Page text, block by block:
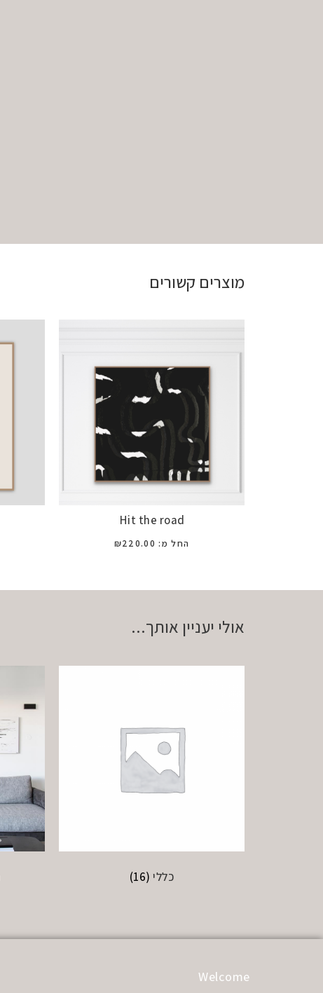
מוצרים קשורים
Hit the road
החל מ: ₪220.00
אולי יעניין אותך...
כללי (16)
Welcome